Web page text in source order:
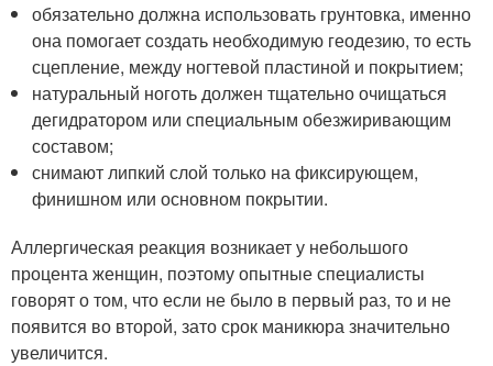
обязательно должна использовать грунтовка, именно
она помогает создать необходимую геодезию, то есть
сцепление, между ногтевой пластиной и покрытием;
натуральный ноготь должен тщательно очищаться
дегидратором или специальным обезжиривающим
составом;
снимают липкий слой только на фиксирующем,
финишном или основном покрытии.
Аллергическая реакция возникает у небольшого
процента женщин, поэтому опытные специалисты
говорят о том, что если не было в первый раз, то и не
появится во второй, зато срок маникюра значительно
увеличится.